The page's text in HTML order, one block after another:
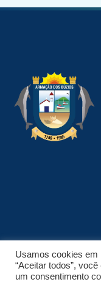
© 2026 NPI BRASIL.
Usamos cookies em
“Aceitar todos”,
um consentimento